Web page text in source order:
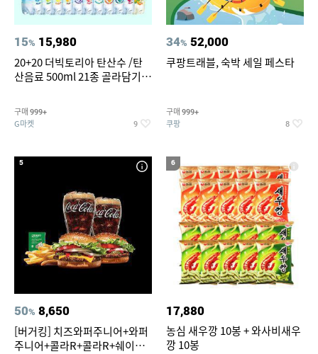
15% 15,980
20+20 더빅토리아 탄산수 /탄
산음료 500ml 21종 골라담기
구매 999+
G마켓 9
34% 52,000
쿠팡트래블, 숙박 세일 페스타
구매 999+
쿠팡 8
5
50% 8,650
[버거킹] 치즈와퍼주니어+와퍼
주니어+콜라R+콜라R+쉐이킹
6
17,880
농심 새우깡 10봉 + 와사비새우
깡 10봉